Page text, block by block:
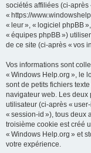
sociétés affiliées (ci-après
« https://
« leur », « logiciel phpBB
« équipes phpBB »)
de ce site (ci-après « vos
Vos informations sont
« Windows Help.org », le
sont de petits fichiers
navigateur web. Les
utilisateur (ci-après «
« session-id »), tous deux
troisième cookie est créé
« Windows Help.org » et
votre expérience.